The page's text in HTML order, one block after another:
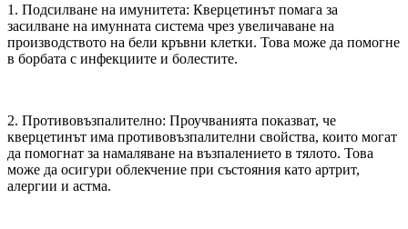
1. Подсилване на имунитета: Кверцетинът помага за
засилване на имунната система чрез увеличаване на
производството на бели кръвни клетки. Това може да помогне
в борбата с инфекциите и болестите.
2. Противовъзпалително: Проучванията показват, че
кверцетинът има противовъзпалителни свойства, които могат
да помогнат за намаляване на възпалението в тялото. Това
може да осигури облекчение при състояния като артрит,
алергии и астма.